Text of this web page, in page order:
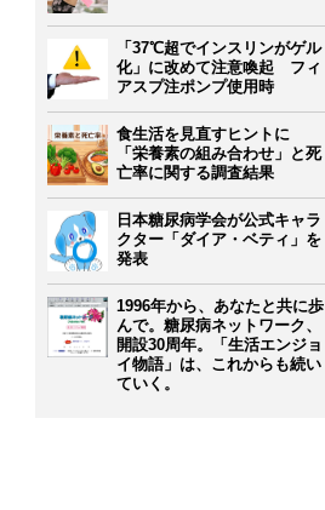
「37℃超でインスリンがゲル
化」に改めて注意喚起 フィ
アスプ注ポンプ使用時
食生活を見直すヒントに
「栄養素の組み合わせ」と死
亡率に関する調査結果
日本糖尿病学会が公式キャラ
クター「ダイア・ベティ」を
発表
1996年から、あなたと共に歩
んで。糖尿病ネットワーク、
開設30周年。「生活エンジョ
イ物語」は、これからも続い
ていく。